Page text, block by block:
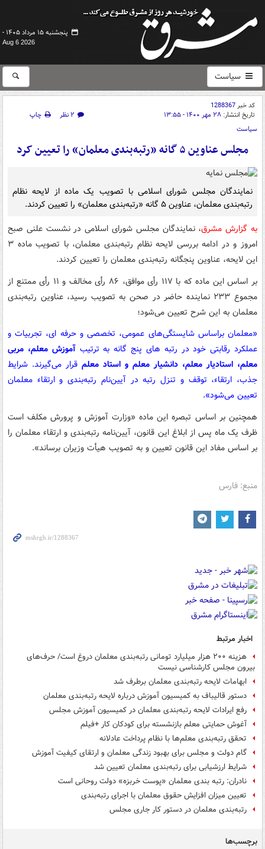
پنجشنبه ۱۵ مرداد ۱۴۰۵ -
Aug 6 2026
سیاست
کد خبر1288367
تاریخ انتشار: ۲۸ مهر ۱۴۰۰ - ۱۳:۵۵ ۲ نظر
چاپ
سیاست
مجلس عناوین ۵ گانه «رتبه‌بندی معلمان» را تعیین کرد
نمایندگان مجلس شورای اسلامی با تصویب یک ماده از لایحه نظام
رتبه‌بندی معلمان، عناوین ۵ گانه «رتبه‌بندی معلمان» را تعیین کردند.
به گزارش مشرق، نمایندگان مجلس شورای اسلامی در نشست علنی صبح
امروز و در ادامه بررسی لایحه نظام رتبه‌بندی معلمان، با تصویب ماده ۳
این لایحه، عناوین پنجگانه رتبه‌بندی معلمان را تعیین کردند.
بر اساس این ماده که با ۱۱۷ رأی موافق، ۸۶ رأی مخالف و ۱۱ رأی ممتنع از
مجموع ۲۳۳ نماینده حاضر در صحن به تصویب رسید، عناوین رتبه‌بندی
معلمان به این شرح تعیین می‌شود؛
«معلمان براساس شایستگی‌های عمومی، تخصصی و حرفه ای، تجربیات و
عملکرد رقابتی خود در رتبه های پنج گانه به ترتیب آموزش معلم، مربی
معلم، استادیار معلم، دانشیار معلم و استاد معلم قرار می‌گیرند. شرایط
جذب، ارتقاء، توقف و تنزل رتبه در آیین‌نام رتبه‌بندی و ارتقاء معلمان
تعیین می‌شود».
همچنین بر اساس تبصره این ماده «وزارت آموزش و پرورش مکلف است
ظرف یک ماه پس از ابلاغ این قانون، آیین‌نامه رتبه‌بندی و ارتقاء معلمان را
بر اساس مفاد این قانون تعیین و به تصویب هیأت وزیران برساند».
منبع: فارس
اخبار مرتبط
هزینه ۲۰۰ هزار میلیارد تومانی رتبه‌بندی معلمان دروغ است/ حرف‌های
بیرون مجلس کارشناسی نیست
ابهامات لایحه رتبه‌بندی معلمان برطرف شد
دستور قالیباف به کمیسیون آموزش درباره لایحه رتبه‌بندی معلمان
رفع ایرادات لایحه رتبه‌بندی معلمان در کمیسیون آموزش مجلس
آغوش حمایتی معلم بازنشسته برای کودکان کار +فیلم
تحقق رتبه‌بندی معلم‌ها با نظام پرداخت عادلانه
گام دولت و مجلس برای بهبود زندگی معلمان و ارتقای کیفیت‌ آموزش
شرایط ارزشیابی برای رتبه‌بندی معلمان تعیین شد
نادران: رتبه بندی معلمان «پوست خربزه» دولت روحانی است
تعیین میزان افزایش حقوق معلمان با اجرای رتبه‌بندی
رتبه‌بندی معلمان در دستور کار جاری مجلس
برچسب‌ها